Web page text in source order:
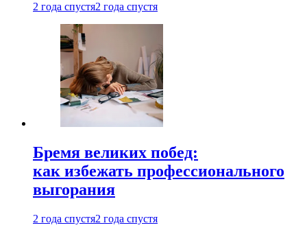
2 года спустя2 года спустя
Бремя великих побед:
как избежать профессионального
выгорания
2 года спустя2 года спустя